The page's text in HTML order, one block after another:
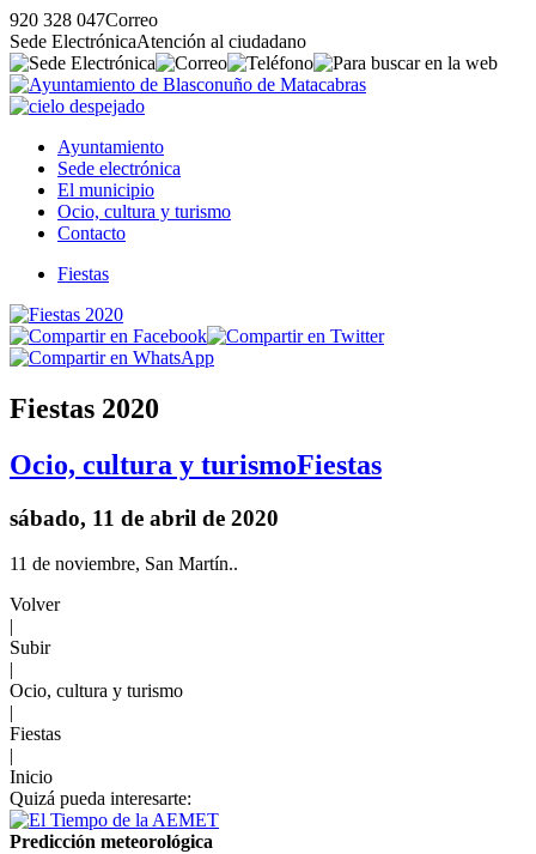
920 328 047Correo
Sede ElectrónicaAtención al ciudadano
Ayuntamiento
Sede electrónica
El municipio
Ocio, cultura y turismo
Contacto
Fiestas
Fiestas 2020
Ocio, cultura y turismoFiestas
sábado, 11 de abril de 2020
11 de noviembre, San Martín..
Volver
|
Subir
|
Ocio, cultura y turismo
|
Fiestas
|
Inicio
Quizá pueda interesarte:
Predicción meteorológica